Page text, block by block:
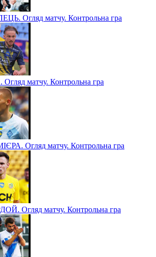
Огляд матчу. Контрольна гра
матчу. Контрольна гра
Огляд матчу. Контрольна гра
Огляд матчу. Контрольна гра